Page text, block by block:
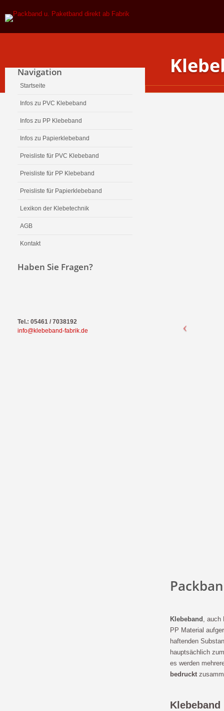
Navigation
Startseite
Infos zu PVC Klebeband
Infos zu PP Klebeband
Infos zu Papierklebeband
Preisliste für PVC Klebeband
Preisliste für PP Klebeband
Preisliste für Papierklebeband
Lexikon der Klebetechnik
AGB
Kontakt
Haben Sie Fragen?
Tel.: 05461 / 7038192
info@klebeband-fabrik.de
Klebeband , auch
PP Material
haftenden
hauptsächlich
es werden
bedruckt